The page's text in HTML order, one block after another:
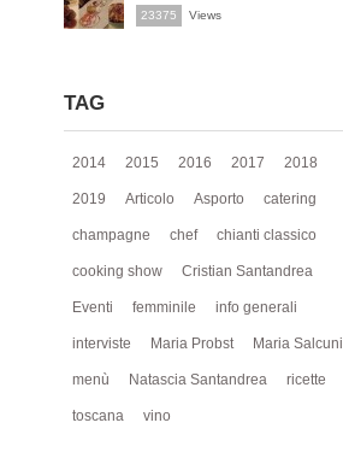
23375 Views
TAG
2014 2015 2016 2017 2018
2019 Articolo Asporto catering
champagne chef chianti classico
cooking show Cristian Santandrea
Eventi femminile info generali
interviste Maria Probst Maria Salcuni
menù Natascia Santandrea ricette
toscana vino